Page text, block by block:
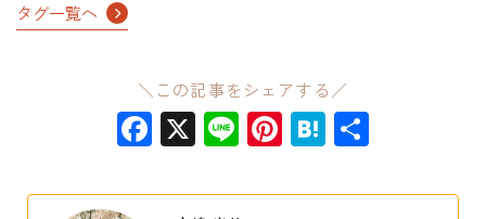
タグ一覧へ
＼この記事をシェアする／
Facebook
X LinePinterest
Hatena